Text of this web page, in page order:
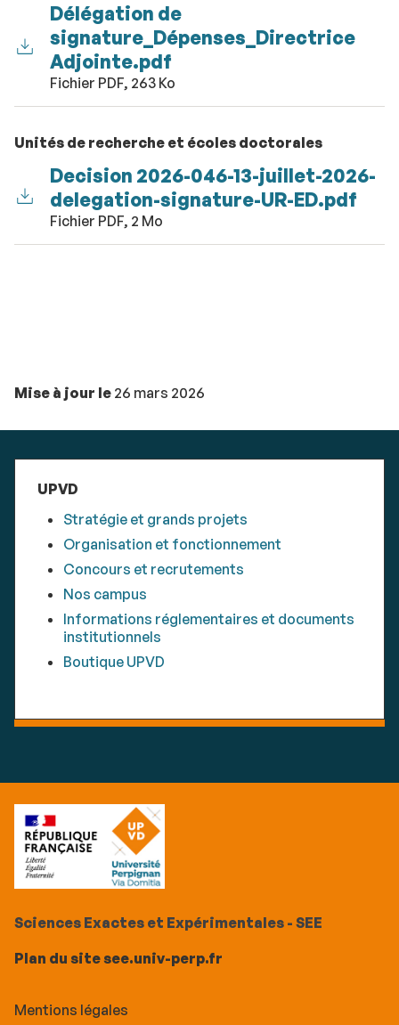
Délégation de
signature_Dépenses_Directrice
Adjointe.pdf
Fichier PDF, 263 Ko
Unités de recherche et écoles doctorales
Decision 2026-046-13-juillet-2026-
delegation-signature-UR-ED.pdf
Fichier PDF, 2 Mo
Mise à jour le 26 mars 2026
UPVD
Stratégie et grands projets
Organisation et fonctionnement
Concours et recrutements
Nos campus
Informations réglementaires et documents
institutionnels
Boutique UPVD
Sciences Exactes et Expérimentales - SEE
Plan du site see.univ-perp.fr
Mentions légales